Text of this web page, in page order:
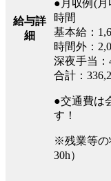
給与詳
細
●月収例(
時間
基本給：
時間外：
深夜手当：
合計：
●交通費は
す！
※残業等の
30h）